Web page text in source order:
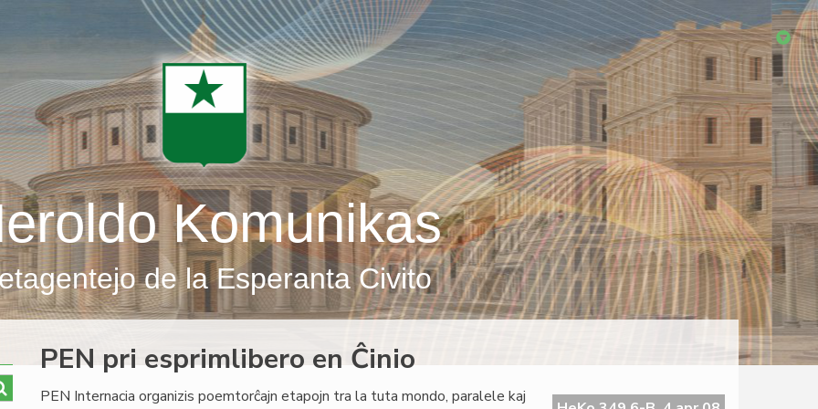
Komunikas
de la Esperanta Civito
PEN pri esprimlibero en Ĉinio
PEN Internacia organizis poemtorĉajn etapojn tra la tuta mondo, paralele kaj